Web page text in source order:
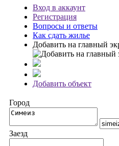
Вход в аккаунт
Регистрация
Вопросы и ответы
Как сдать жилье
Добавить на главный
Добавить объект
Город
Заезд